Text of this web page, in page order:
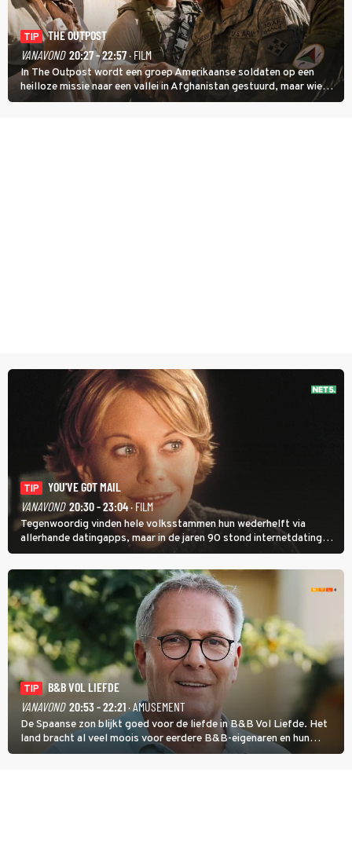
TIP
THE OUTPOST
VANAVOND 20:27 - 22:57· FILM
In The Outpost wordt een groep Amerikaanse soldaten op een
heilloze missie naar een vallei in Afghanistan gestuurd, maar wie
overleeft daar een aanval?
TIP
YOU'VE GOT MAIL
VANAVOND 20:30 - 23:04· FILM
Tegenwoordig vinden hele volksstammen hun wederhelft via
allerhande datingapps, maar in de jaren 90 stond internetdating
nog in de kinderschoenen. In de film You've Got Mail zie je dat
terug.
TIP
B&B VOL LIEFDE
VANAVOND 20:53 - 22:21· AMUSEMENT
De Spaanse zon blijkt goed voor de liefde in B&B Vol Liefde. Het
land bracht al veel moois voor eerdere B&B-eigenaren en hun
partners. Ook Paul runt zijn gastenverblijf in Spanje. De 62-jarige